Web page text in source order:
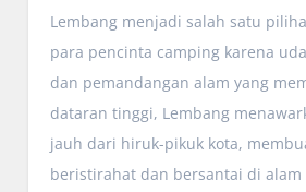
Lembang menjadi salah satu
para pencinta camping karena
dan pemandangan alam yang
dataran tinggi, Lembang
jauh dari hiruk-pikuk kota,
beristirahat dan bersantai di alam